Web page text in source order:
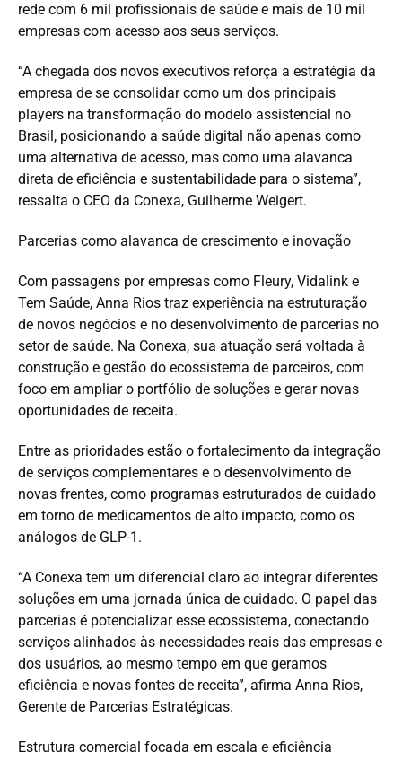
rede com 6 mil profissionais de saúde e mais de 10 mil
empresas com acesso aos seus serviços.
“A chegada dos novos executivos reforça a estratégia da
empresa de se consolidar como um dos principais
players na transformação do modelo assistencial no
Brasil, posicionando a saúde digital não apenas como
uma alternativa de acesso, mas como uma alavanca
direta de eficiência e sustentabilidade para o sistema”,
ressalta o CEO da Conexa, Guilherme Weigert.
Parcerias como alavanca de crescimento e inovação
Com passagens por empresas como Fleury, Vidalink e
Tem Saúde, Anna Rios traz experiência na estruturação
de novos negócios e no desenvolvimento de parcerias no
setor de saúde. Na Conexa, sua atuação será voltada à
construção e gestão do ecossistema de parceiros, com
foco em ampliar o portfólio de soluções e gerar novas
oportunidades de receita.
Entre as prioridades estão o fortalecimento da integração
de serviços complementares e o desenvolvimento de
novas frentes, como programas estruturados de cuidado
em torno de medicamentos de alto impacto, como os
análogos de GLP-1.
“A Conexa tem um diferencial claro ao integrar diferentes
soluções em uma jornada única de cuidado. O papel das
parcerias é potencializar esse ecossistema, conectando
serviços alinhados às necessidades reais das empresas e
dos usuários, ao mesmo tempo em que geramos
eficiência e novas fontes de receita”, afirma Anna Rios,
Gerente de Parcerias Estratégicas.
Estrutura comercial focada em escala e eficiência